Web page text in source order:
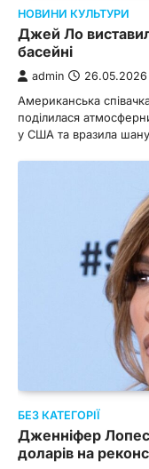
НОВИНИ КУЛЬТУРИ
Джей Ло
басейні
admin 26.05.2026
Американська
поділилася
у США та вразила
БЕЗ КАТЕГОРІЇ
Дженніфер Лопес
доларів на